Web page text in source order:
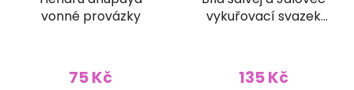
vonné provázky
75 Kč
vykuřovací svazek
135 Kč